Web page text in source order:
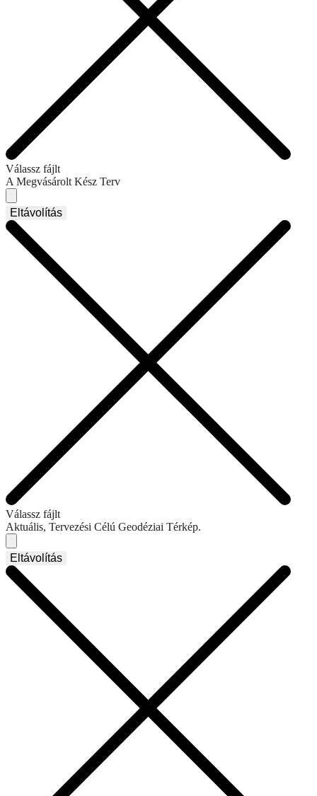
Válassz fájlt
A Megvásárolt Kész Terv
Eltávolítás
Válassz fájlt
Aktuális, Tervezési Célú Geodéziai Térkép.
Eltávolítás